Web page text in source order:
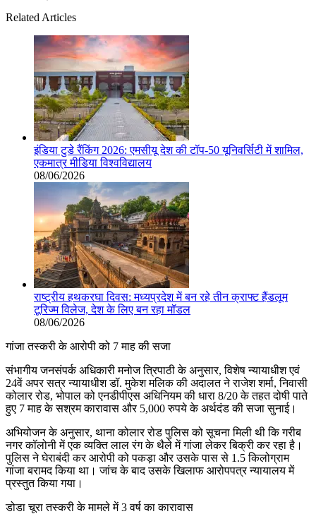
Related Articles
इंडिया टुडे रैंकिंग 2026: एमसीयू देश की टॉप-50 यूनिवर्सिटी में शामिल,
एकमात्र मीडिया विश्वविद्यालय
08/06/2026
राष्ट्रीय हथकरघा दिवस: मध्यप्रदेश में बन रहे तीन क्राफ्ट हैंडलूम
टूरिज्म विलेज, देश के लिए बन रहा मॉडल
08/06/2026
गांजा तस्करी के आरोपी को 7 माह की सजा
संभागीय जनसंपर्क अधिकारी मनोज त्रिपाठी के अनुसार, विशेष न्यायाधीश एवं
24वें अपर सत्र न्यायाधीश डॉ. मुकेश मलिक की अदालत ने राजेश शर्मा, निवासी
कोलार रोड, भोपाल को एनडीपीएस अधिनियम की धारा 8/20 के तहत दोषी पाते
हुए 7 माह के सश्रम कारावास और 5,000 रुपये के अर्थदंड की सजा सुनाई।
अभियोजन के अनुसार, थाना कोलार रोड पुलिस को सूचना मिली थी कि गरीब
नगर कॉलोनी में एक व्यक्ति लाल रंग के थैले में गांजा लेकर बिक्री कर रहा है।
पुलिस ने घेराबंदी कर आरोपी को पकड़ा और उसके पास से 1.5 किलोग्राम
गांजा बरामद किया था। जांच के बाद उसके खिलाफ आरोपपत्र न्यायालय में
प्रस्तुत किया गया।
डोडा चूरा तस्करी के मामले में 3 वर्ष का कारावास